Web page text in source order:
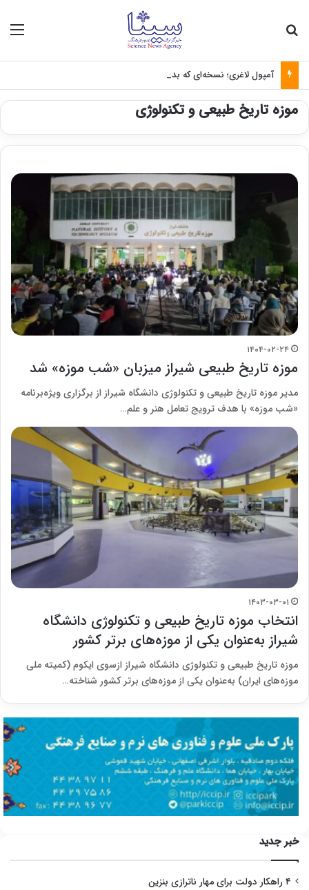
آمپول لاغری؛ نسخه‌ای که بدون تغذیه خطرناک می‌شود
موزه تاریخ طبیعی و تکنولوژی
۱۴۰۴-۰۲-۲۴
موزه تاریخ طبیعی شیراز میزبان «شب موزه» شد
مدیر موزه تاریخ طبیعی و تکنولوژی دانشگاه شیراز از برگزاری ویژه‌برنامه
«شب موزه» با هدف ترویج تعامل هنر و علم…
۱۴۰۳-۰۳-۰۱
انتخاب موزه تاریخ طبیعی و تکنولوژی دانشگاه
شیراز به‌عنوان یکی از موزه‌های برتر کشور
موزه تاریخ طبیعی و تکنولوژی دانشگاه شیراز ازسوی ایکوم (کمیته ملی
موزه‌های ایران) به‌عنوان یکی از موزه‌های برتر کشور شناخته…
خبر جدید
۴ راهکار دولت برای مهار ناترازی بنزین